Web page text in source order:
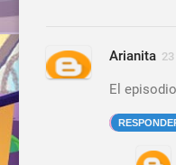
Arianita
El